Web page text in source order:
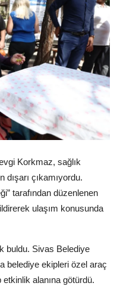
Korkmaz, sağlık
çıkamıyordu.
tarafından düzenlenen
ulaşım konusunda
buldu. Sivas Belediye
belediye ekipleri özel araç
etkinlik alanına götürdü.